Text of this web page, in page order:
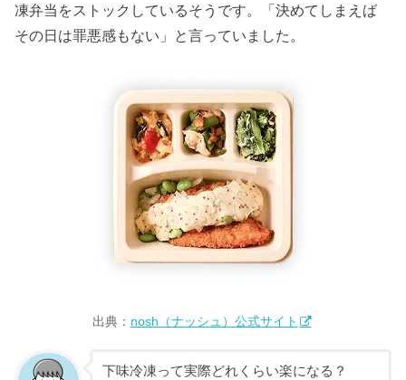
凍弁当をストックしているそうです。「決めてしまえば
その日は罪悪感もない」と言っていました。
出典： nosh（ナッシュ）公式サイト
下味冷凍って実際どれくらい楽になる？